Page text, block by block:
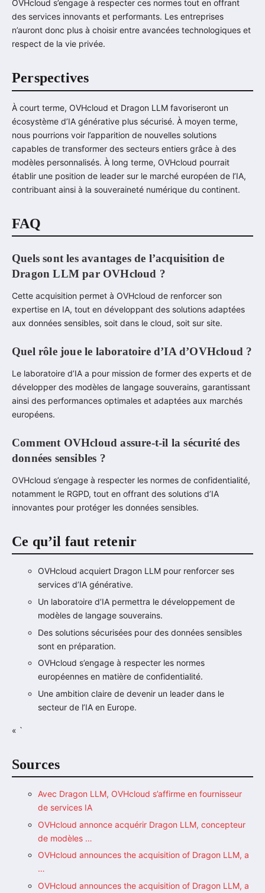
OVHcloud s’engage à respecter ces normes tout en offrant
des services innovants et performants. Les entreprises
n’auront donc plus à choisir entre avancées technologiques et
respect de la vie privée.
Perspectives
À court terme, OVHcloud et Dragon LLM favoriseront un
écosystème d’IA générative plus sécurisé. À moyen terme,
nous pourrions voir l’apparition de nouvelles solutions
capables de transformer des secteurs entiers grâce à des
modèles personnalisés. À long terme, OVHcloud pourrait
établir une position de leader sur le marché européen de l’IA,
contribuant ainsi à la souveraineté numérique du continent.
FAQ
Quels sont les avantages de l’acquisition de
Dragon LLM par OVHcloud ?
Cette acquisition permet à OVHcloud de renforcer son
expertise en IA, tout en développant des solutions adaptées
aux données sensibles, soit dans le cloud, soit sur site.
Quel rôle joue le laboratoire d’IA d’OVHcloud ?
Le laboratoire d’IA a pour mission de former des experts et de
développer des modèles de langage souverains, garantissant
ainsi des performances optimales et adaptées aux marchés
européens.
Comment OVHcloud assure-t-il la sécurité des
données sensibles ?
OVHcloud s’engage à respecter les normes de confidentialité,
notamment le RGPD, tout en offrant des solutions d’IA
innovantes pour protéger les données sensibles.
Ce qu’il faut retenir
OVHcloud acquiert Dragon LLM pour renforcer ses
services d’IA générative.
Un laboratoire d’IA permettra le développement de
modèles de langage souverains.
Des solutions sécurisées pour des données sensibles
sont en préparation.
OVHcloud s’engage à respecter les normes
européennes en matière de confidentialité.
Une ambition claire de devenir un leader dans le
secteur de l’IA en Europe.
« `
Sources
Avec Dragon LLM, OVHcloud s’affirme en fournisseur
de services IA
OVHcloud annonce acquérir Dragon LLM, concepteur
de modèles …
OVHcloud announces the acquisition of Dragon LLM, a
…
OVHcloud announces the acquisition of Dragon LLM, a